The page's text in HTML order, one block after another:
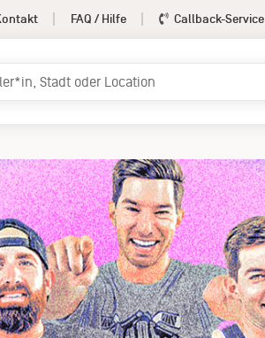
FAQ / Hilfe Callback-Service